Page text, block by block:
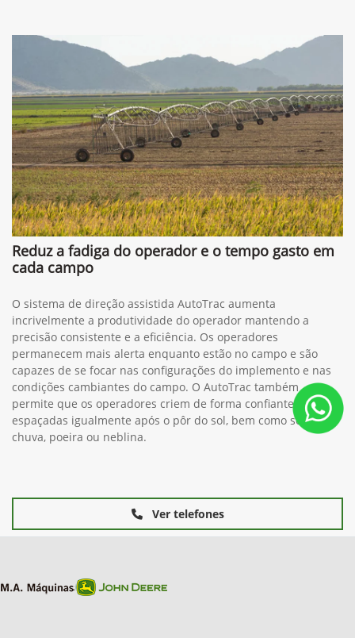
Reduz a fadiga do operador e o tempo gasto em
cada campo
O sistema de direção assistida AutoTrac aumenta
incrivelmente a produtividade do operador mantendo a
precisão consistente e a eficiência. Os operadores
permanecem mais alerta enquanto estão no campo e são
capazes de se focar nas configurações do implemento e nas
condições cambiantes do campo. O AutoTrac também
permite que os operadores criem de forma confiante linhas
espaçadas igualmente após o pôr do sol, bem como sob
chuva, poeira ou neblina.
Ver telefones